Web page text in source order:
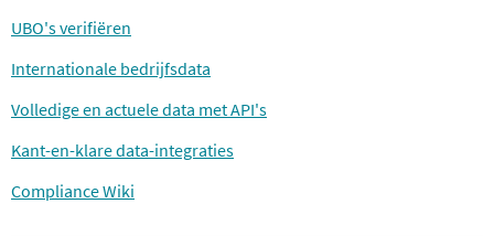
UBO's verifiëren
Internationale bedrijfsdata
Volledige en actuele data met API's
Kant-en-klare data-integraties
Compliance Wiki